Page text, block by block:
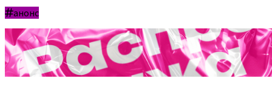
анонс